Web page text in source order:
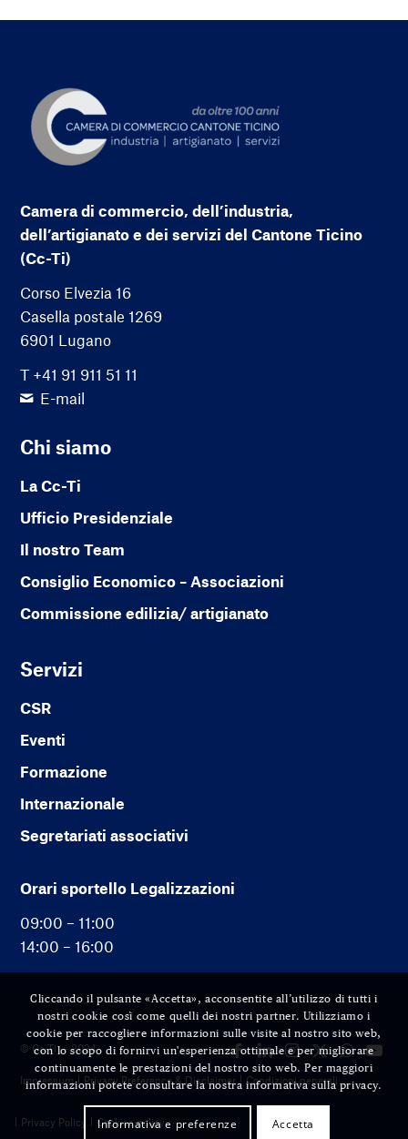
Camera di commercio, dell’industria,
dell’artigianato e dei servizi del Cantone Ticino
(Cc-Ti)
Corso Elvezia 16
Casella postale 1269
6901 Lugano
T +41 91 911 51 11
E-mail
Chi siamo
La Cc-Ti
Ufficio Presidenziale
Il nostro Team
Consiglio Economico – Associazioni
Commissione edilizia/ artigianato
Servizi
CSR
Eventi
Formazione
Internazionale
Segretariati associativi
Orari sportello Legalizzazioni
09:00 – 11:00
14:00 – 16:00
© Cc-Ti — 2024
Impressum Privacy Preference & Disclaimer Condizioni generali
Privacy Policy Cookies policy
Cliccando il pulsante «Accetta», acconsentite all’utilizzo di tutti i
nostri cookie così come quelli dei nostri partner. Utilizziamo i
cookie per raccogliere informazioni sulle visite al nostro sito web,
con lo scopo di fornirvi un'esperienza ottimale e per migliorare
continuamente le prestazioni del nostro sito web. Per maggiori
informazioni potete consultare la nostra informativa sulla privacy.
Informativa e preferenze Accetta